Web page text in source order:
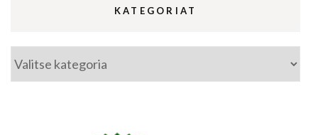
KATEGORIAT
Kategoriat